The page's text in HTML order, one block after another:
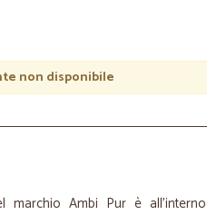
non disponibile
marchio Ambi Pur è